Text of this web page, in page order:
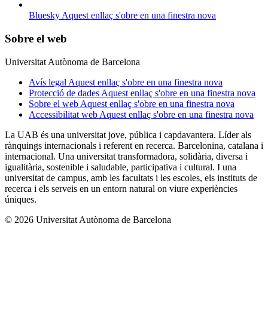
BlueskyAquest enllaç s'obre en una finestra nova
Sobre el web
Universitat Autònoma de Barcelona
Avís legal Aquest enllaç s'obre en una finestra nova
Protecció de dades Aquest enllaç s'obre en una finestra nova
Sobre el web Aquest enllaç s'obre en una finestra nova
Accessibilitat web Aquest enllaç s'obre en una finestra nova
La UAB és una universitat jove, pública i capdavantera. Líder als
rànquings internacionals i referent en recerca. Barcelonina, catalana i
internacional. Una universitat transformadora, solidària, diversa i
igualitària, sostenible i saludable, participativa i cultural. I una
universitat de campus, amb les facultats i les escoles, els instituts de
recerca i els serveis en un entorn natural on viure experiències
úniques.
© 2026 Universitat Autònoma de Barcelona